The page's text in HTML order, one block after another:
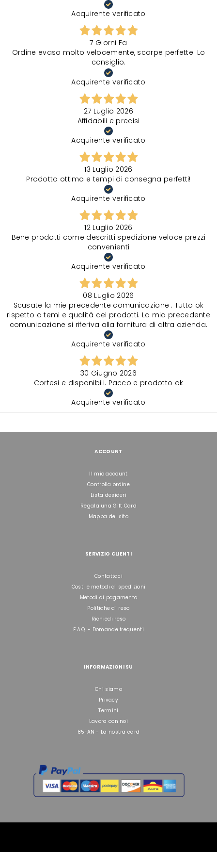
Acquirente verificato
7 Giorni Fa
Ordine evaso molto velocemente, scarpe perfette. Lo
consiglio.
Acquirente verificato
27 Luglio 2026
Affidabili e precisi
Acquirente verificato
13 Luglio 2026
Prodotto ottimo e tempi di consegna perfetti!
Acquirente verificato
12 Luglio 2026
Bene prodotti come descritti spedizione veloce prezzi
convenienti
Acquirente verificato
08 Luglio 2026
Scusate la mie precedente comunicazione . Tutto ok
rispetto a temi e qualità dei prodotti. La mia precedente
comunicazione si riferiva alla fornitura di altra azienda.
Acquirente verificato
30 Giugno 2026
Cortesi e disponibili. Pacco e prodotto ok
Acquirente verificato
ACCOUNT
Il mio account
Controlla ordine
Lista desideri
Regala una Gift Card
Mappa del sito
SERVIZIO CLIENTI
Contattaci
Costi e metodi di spedizioni
Metodi di pagamento
Politiche di reso
Richiedi reso
F.A.Q. - Domande frequenti
INFORMAZIONI SU
Chi siamo
Privacy
Termini
Lavora con noi
85FAN - La nostra card